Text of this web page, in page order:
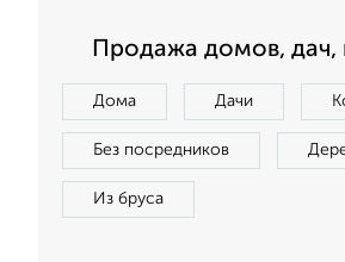
Продажа домов, дач,
Дома Дачи
Без посредников
Из бруса